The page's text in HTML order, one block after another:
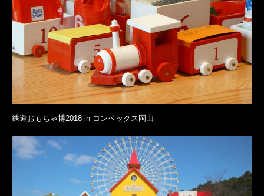
鉄道おもちゃ博2018 in コンベックス岡山